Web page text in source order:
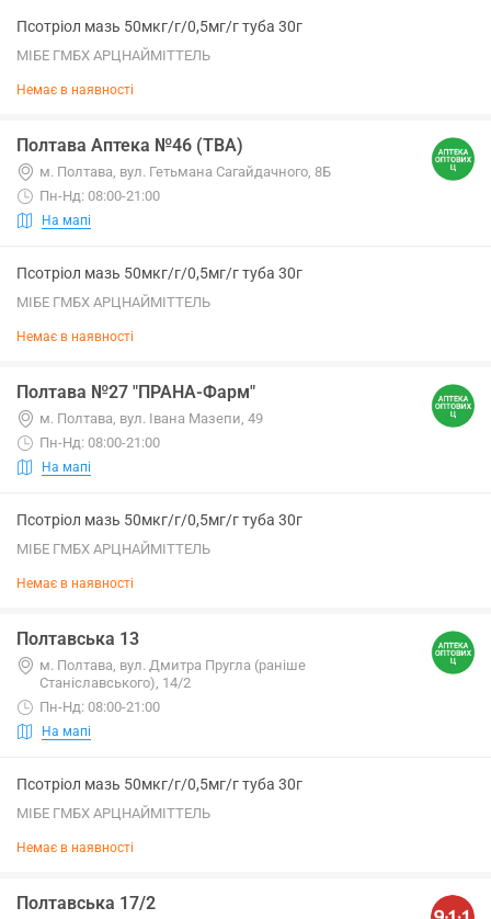
Псотріол мазь 50мкг/г/0,5мг/г туба 30г
МІБЕ ГМБХ АРЦНАЙМІТТЕЛЬ
Немає в наявності
Полтава Аптека №46 (ТВА)
м. Полтава, вул. Гетьмана Сагайдачного, 8Б
Пн-Нд: 08:00-21:00
На мапі
Псотріол мазь 50мкг/г/0,5мг/г туба 30г
МІБЕ ГМБХ АРЦНАЙМІТТЕЛЬ
Немає в наявності
Полтава №27 "ПРАНА-Фарм"
м. Полтава, вул. Івана Мазепи, 49
Пн-Нд: 08:00-21:00
На мапі
Псотріол мазь 50мкг/г/0,5мг/г туба 30г
МІБЕ ГМБХ АРЦНАЙМІТТЕЛЬ
Немає в наявності
Полтавська 13
м. Полтава, вул. Дмитра Пругла (раніше
Станіславського), 14/2
Пн-Нд: 08:00-21:00
На мапі
Псотріол мазь 50мкг/г/0,5мг/г туба 30г
МІБЕ ГМБХ АРЦНАЙМІТТЕЛЬ
Немає в наявності
Полтавська 17/2